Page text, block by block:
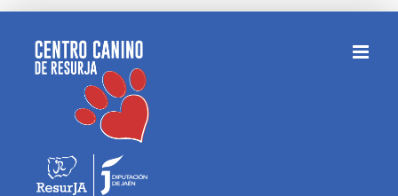
contenido